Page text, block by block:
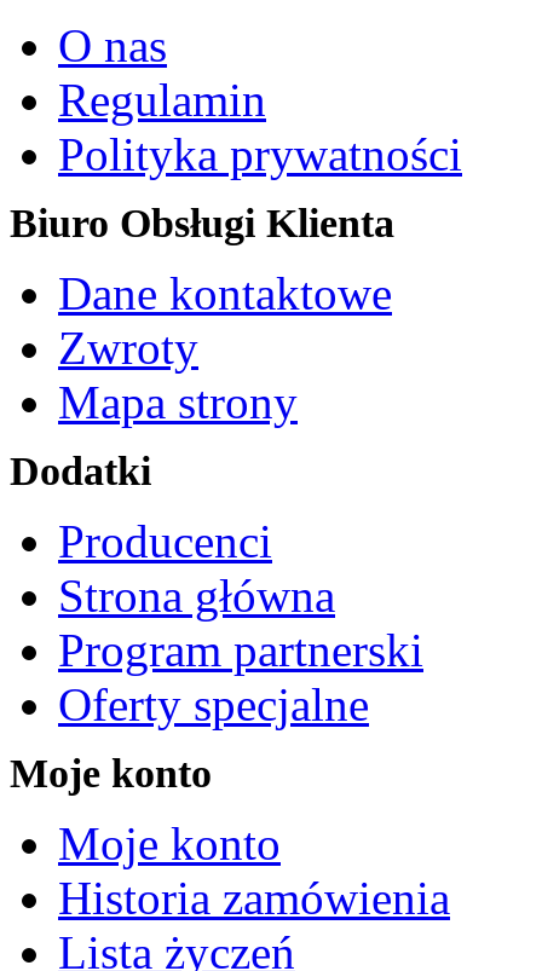
O nas
Regulamin
Polityka prywatności
Biuro Obsługi Klienta
Dane kontaktowe
Zwroty
Mapa strony
Dodatki
Producenci
Strona główna
Program partnerski
Oferty specjalne
Moje konto
Moje konto
Historia zamówienia
Lista życzeń